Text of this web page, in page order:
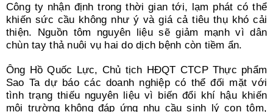
Công ty nhận định trong thời gian tới, lạm phát có thể
khiến sức cầu không như ý và giá cả tiêu thụ khó cải
thiện. Nguồn tôm nguyên liệu sẽ giảm mạnh vì dân
chùn tay thả nuôi vụ hai do dịch bệnh còn tiềm ẩn.
Ông Hồ Quốc Lực, Chủ tịch HĐQT CTCP Thực phẩm
Sao Ta dự báo các doanh nghiệp có thể đối mặt với
tình trạng thiếu nguyên liệu vì biến đổi khí hậu khiến
môi trường không đáp ứng nhu cầu sinh lý con tôm,